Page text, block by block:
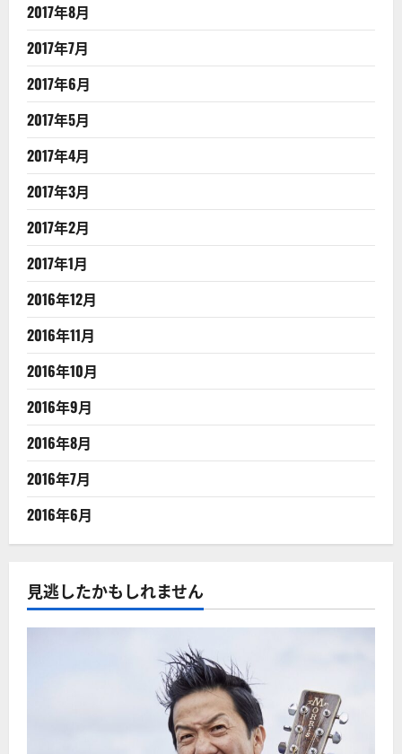
2017年8月
2017年7月
2017年6月
2017年5月
2017年4月
2017年3月
2017年2月
2017年1月
2016年12月
2016年11月
2016年10月
2016年9月
2016年8月
2016年7月
2016年6月
見逃したかもしれません